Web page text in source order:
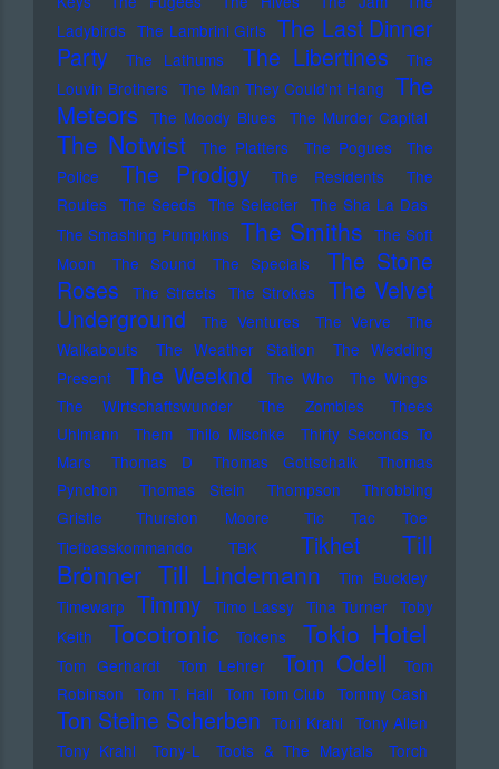
Ladybirds The Lambrini Girls The Last Dinner
Party
The Lathums The Libertines
The
Louvin Brothers The Man They Could'nt Hang The
Meteors The Moody Blues The Murder Capital
The Notwist The Platters The Pogues
The
Police
The Prodigy The Residents
The
Routes The Seeds The Selecter The Sha La Das
The Smashing Pumpkins The Smiths The Soft
Moon
The Sound The Specials
The Stone
Roses
The Streets The Strokes
The Velvet
Underground
The Ventures The Verve
The
Walkabouts
The Weather Station
The Wedding
Present
The Weeknd The Who
The Wings
The Wirtschaftswunder
The Zombies
Thees
Uhlmann
Them Thilo Mischke
Thirty Seconds To
Mars
Thomas D Thomas Gottschalk
Thomas
Pynchon
Thomas Stein Thompson
Throbbing
Gristle
Thurston Moore
Tic Tac Toe
Tiefbasskommando TBK
Tikhet
Till
Brönner Till Lindemann
Tim Buckley
Timewarp Timmy Timo Lassy Tina Turner Toby
Keith
Tocotronic Tokens Tokio Hotel
Tom Gerhardt Tom Lehrer Tom Odell
Tom
Robinson Tom T. Hall Tom Tom Club Tommy Cash
Ton Steine Scherben Toni Krahl Tony Allen
Tony Krahl
Tony-L Toots & The Maytals
Torch